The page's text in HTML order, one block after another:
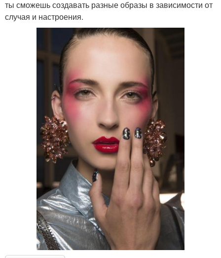
ты сможешь создавать разные образы в зависимости от
случая и настроения.